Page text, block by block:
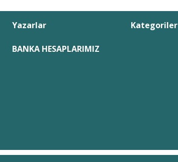
Yazarlar Kategoriler
BANKA HESAPLARIMIZ